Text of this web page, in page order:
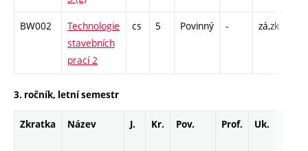
BW002
Technologie
stavebních
prací 2
cs 5 Povinný - zá,zk
3. ročník, letní semestr
Zkratka Název J. Kr. Pov. Prof. Uk.